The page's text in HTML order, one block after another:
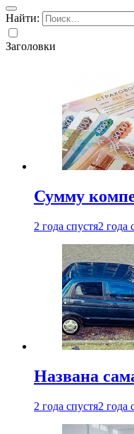
Найти:
Заголовки
Сумму
2 года спустя2 года
Названа
2 года спустя2 года